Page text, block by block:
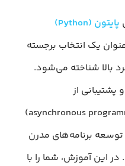
پایتون (Python)
یک انتخاب برجسته
بالا شناخته می‌شود.
از
برنامه‌نویسی ناهمزمان (asynchronous programming)
توسعه برنامه‌های مدرن
این آموزش، شما را با